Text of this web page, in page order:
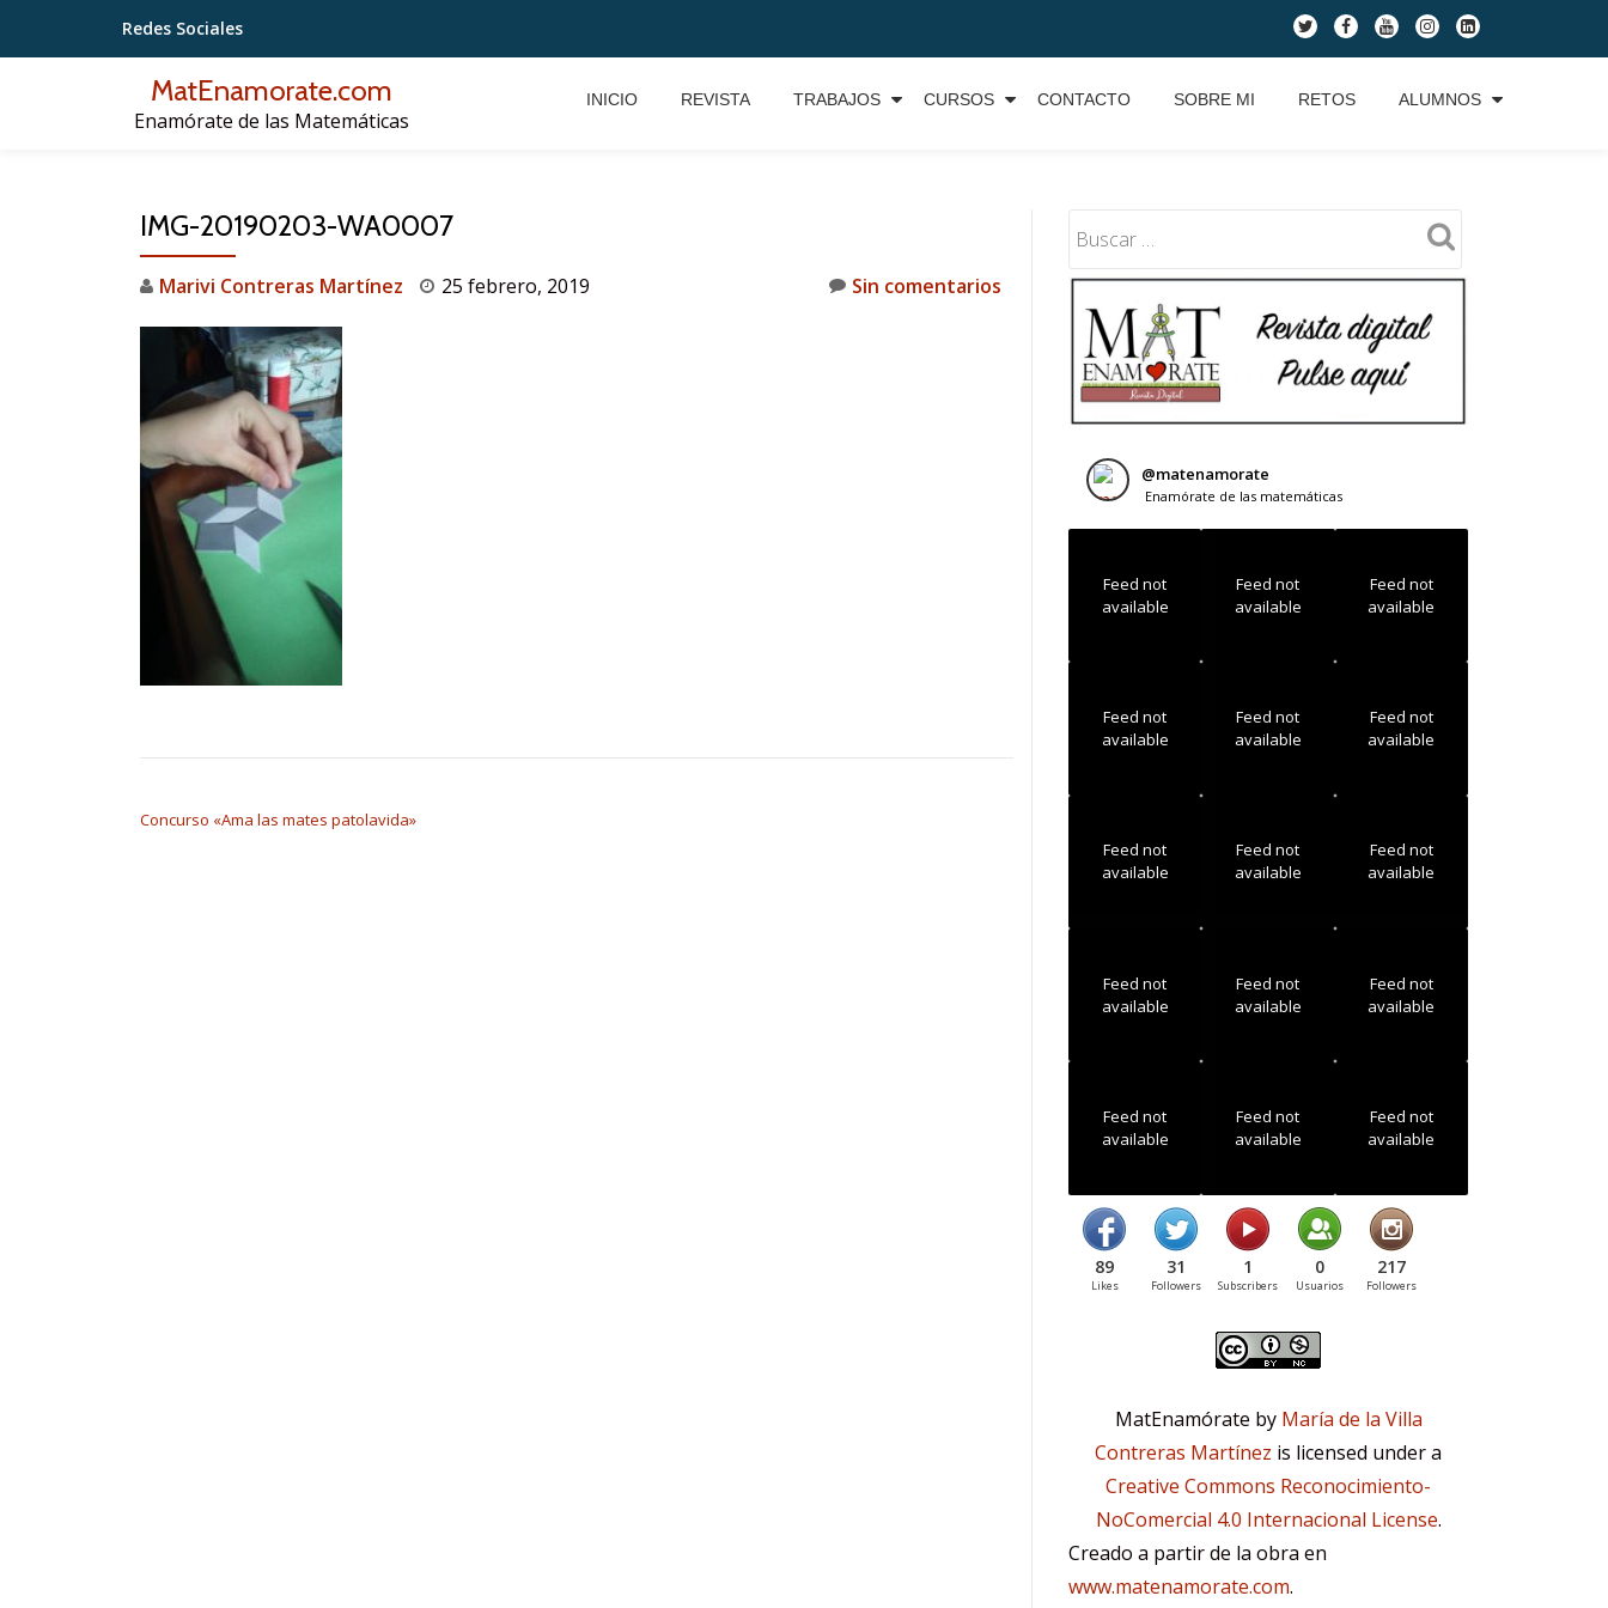
Saltar
Redes Sociales
fa-
twitter
fa-
facebook
fa-
youtube
fa-
instagram
fa-
linkedin-
square
MatEnamorate.com
Enamórate de las Matemáticas
INICIO REVISTA TRABAJOS CURSOS CONTACTO SOBRE MI RETOS ALUMNOS
IMG-20190203-WA0007
Marivi Contreras Martínez 25 febrero, 2019 Sin comentarios
Concurso «Ama las mates patolavida»
@matenamorate
Enamórate de las matemáticas
Feed not
available
Feed not
available
Feed not
available
Feed not
available
Feed not
available
Feed not
available
Feed not
available
Feed not
available
Feed not
available
Feed not
available
Feed not
available
Feed not
available
Feed not
available
Feed not
available
Feed not
available
89
Likes
31
Followers
1
Subscribers
0
Usuarios
217
Followers
MatEnamórate by María de la Villa
Contreras Martínez is licensed under a
Creative Commons Reconocimiento-
NoComercial 4.0 Internacional License.
Creado a partir de la obra en
www.matenamorate.com.